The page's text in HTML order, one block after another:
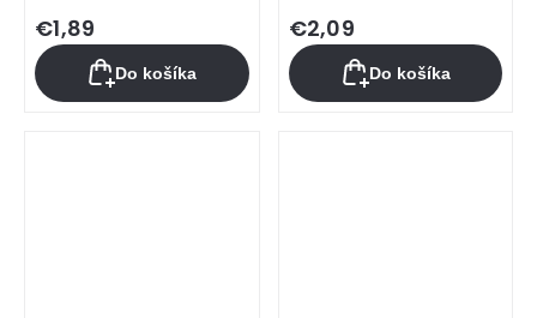
€1,89
Do košíka
€2,09
Do košíka